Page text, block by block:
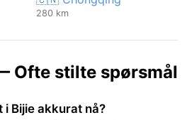
280 km
Ofte stilte spørsmål
Bijie akkurat nå?